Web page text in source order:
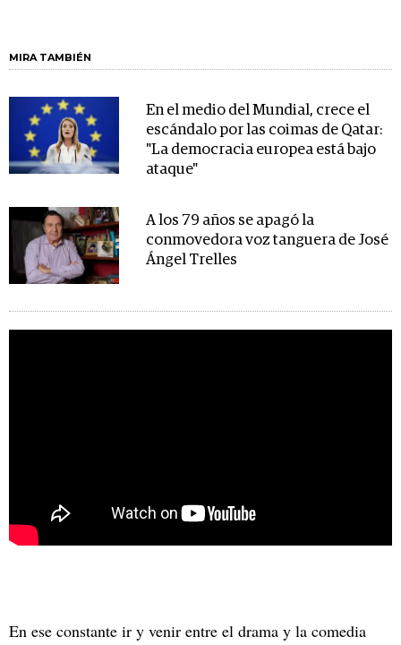
MIRA TAMBIÉN
En el medio del Mundial, crece el
escándalo por las coimas de Qatar:
"La democracia europea está bajo
ataque"
A los 79 años se apagó la
conmovedora voz tanguera de José
Ángel Trelles
En ese constante ir y venir entre el drama y la comedia